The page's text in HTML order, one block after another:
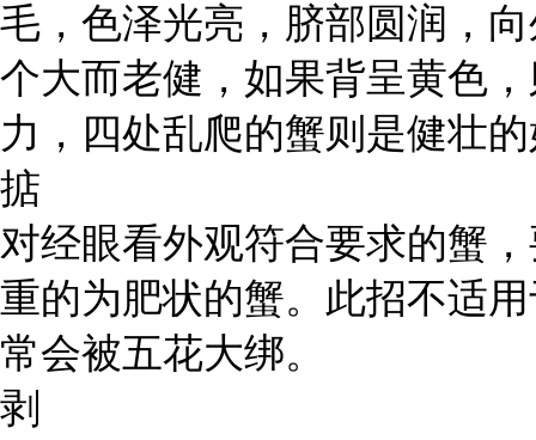
毛，色泽光亮，脐部圆润，
个大而老健，如果背呈黄色
力，四处乱爬的蟹则是健壮
掂
对经眼看外观符合要求的蟹
重的为肥状的蟹。此招不适
常会被五花大绑。
剥